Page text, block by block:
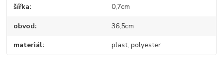
šířka 0,7cm
obvod 36,5cm
materiál plast, polyester